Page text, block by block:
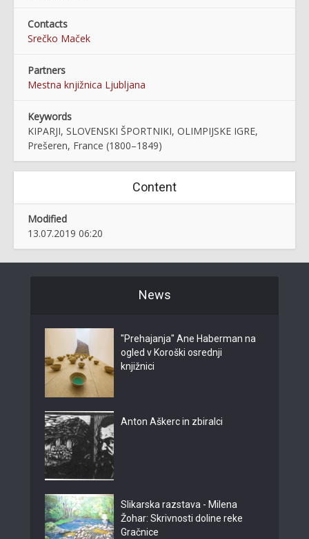
Contacts
Srečko Maček
Partners
Mestna knjižnica Ljubljana
Keywords
KIPARJI, SLOVENSKI ŠPORTNIKI, OLIMPIJSKE IGRE,
Prešeren, France (1800–1849)
Content
Modified
13.07.2019 06:20
News
"Prehajanja" Ane Haberman na
ogled v Koroški osrednji
knjižnici
Anton Aškerc in zbiralci
Slikarska razstava - Milena
Žohar: Skrivnosti doline reke
Gračnice